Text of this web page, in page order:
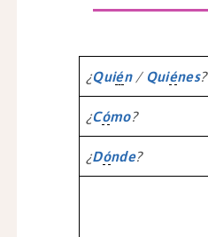
¿Quién/ Quiénes?
¿Cómo?
¿Dónde?